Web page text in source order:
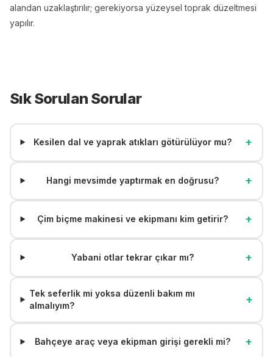
alandan uzaklaştırılır; gerekiyorsa yüzeysel toprak düzeltmesi
yapılır.
Sık Sorulan Sorular
Kesilen dal ve yaprak atıkları götürülüyor mu? +
Hangi mevsimde yaptırmak en doğrusu? +
Çim biçme makinesi ve ekipmanı kim getirir? +
Yabani otlar tekrar çıkar mı? +
Tek seferlik mi yoksa düzenli bakım mı
almalıyım?
+
Bahçeye araç veya ekipman girişi gerekli mi? +